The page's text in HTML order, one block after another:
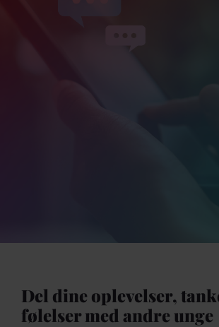
Del dine oplevelser,
følelser med andre unge